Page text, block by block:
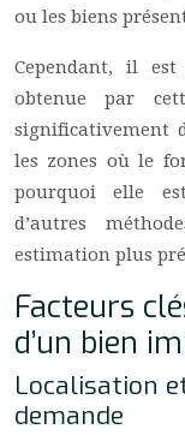
ou les biens
Cependant, il
obtenue par
significativement
les zones où le
pourquoi elle
d’autres
estimation plus
Facteurs
d’un bien
Localisation
demande